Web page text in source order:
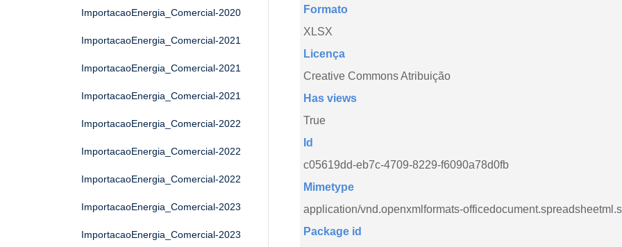
ImportacaoEnergia_Comercial-2020
ImportacaoEnergia_Comercial-2021
ImportacaoEnergia_Comercial-2021
ImportacaoEnergia_Comercial-2021
ImportacaoEnergia_Comercial-2022
ImportacaoEnergia_Comercial-2022
ImportacaoEnergia_Comercial-2022
ImportacaoEnergia_Comercial-2023
ImportacaoEnergia_Comercial-2023
Formato
XLSX
Licença
Creative Commons Atribuição
Has views
True
Id
c05619dd-eb7c-4709-8229-f6090a78d0fb
Mimetype
application/vnd.openxmlformats-
Package id